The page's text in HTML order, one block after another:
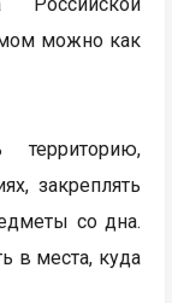
можно как
территорию,
закреплять
со дна.
в места, куда